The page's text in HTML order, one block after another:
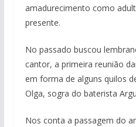
amadurecimento como
presente.
No passado buscou
cantor, a primeira reunião
em forma de alguns quilos
Olga, sogra do baterista
Nos conta a passagem do